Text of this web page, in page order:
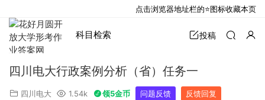
科目检索 投稿
四川电大行政案例分析（省）任务一
四川电大 1.54k 领5金币 问题反馈 反馈回复
点击浏览器地址栏的⭐图标收藏本页